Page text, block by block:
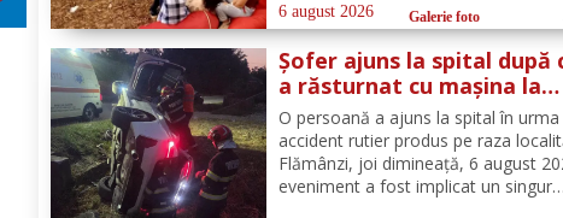
numeroasă la care Inspectoratul de
Jandarmi Județean Botoșani, în
cu partenerii instituționali,...
6 august 2026 Galerie foto
Șofer ajuns la spital după
a răsturnat cu mașina la
Flămânzi
O persoană a ajuns la spital în urma
accident rutier produs pe raza
Flămânzi, joi dimineață, 6 august
eveniment a fost implicat un singur